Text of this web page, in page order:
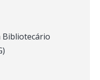
Bibliotecário